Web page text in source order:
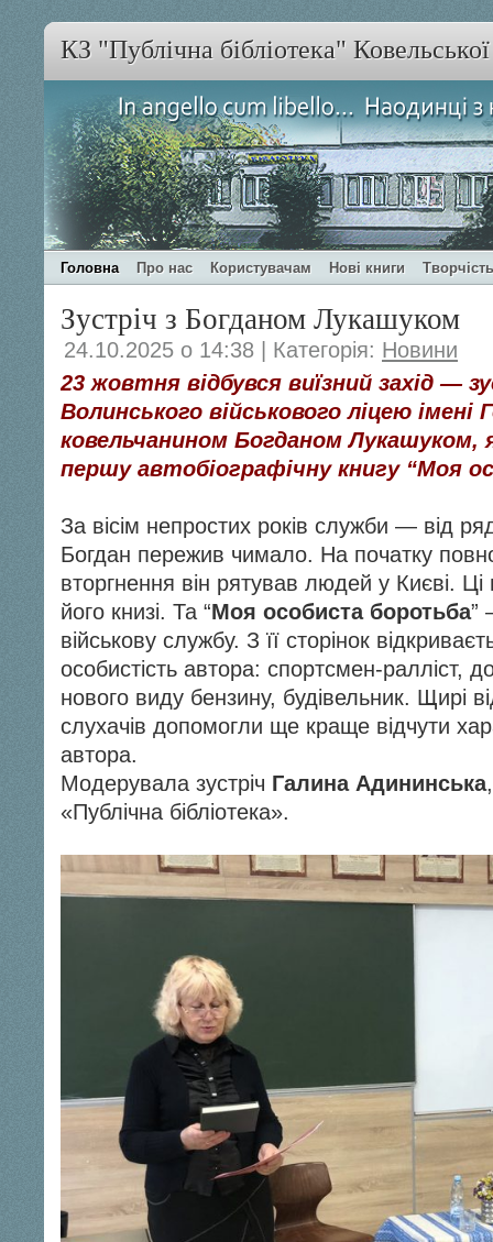
КЗ "Публічна бібліотека"
Головна Про нас Користувачам Нові книги
Зустріч з Богданом Лукашуком
24.10.2025 о 14:38 | Категорія: Новини
23 жовтня відбувся виїзний захід —
Волинського військового ліцею імені
ковельчанином Богданом Лукашуком,
першу автобіографічну книгу “Моя
За вісім непростих років служби — від
Богдан пережив чимало. На початку
вторгнення він рятував людей у Києві. Ці
його книзі. Та “Моя особиста боротьба”
військову службу. З її сторінок
особистість автора: спортсмен-ралліст,
нового виду бензину, будівельник. Щирі
слухачів допомогли ще краще відчути
автора.
Модерувала зустріч Галина Адининська
«Публічна бібліотека».